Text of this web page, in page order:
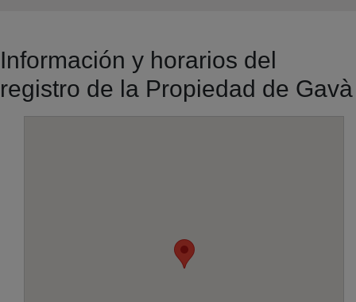
Información y horarios del
registro de la Propiedad de Gavà